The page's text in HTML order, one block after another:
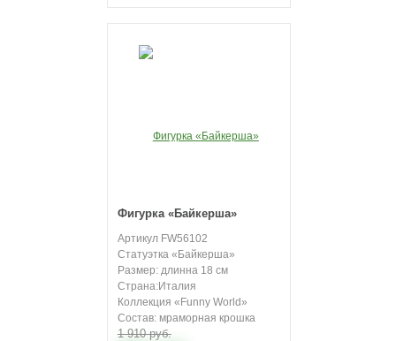
Фигурка «Байкерша»
Артикул FW56102
Статуэтка «Байкерша»
Размер: длинна 18 см
Страна:Италия
Коллекция «Funny World»
Состав: мраморная крошка
1 910 руб.